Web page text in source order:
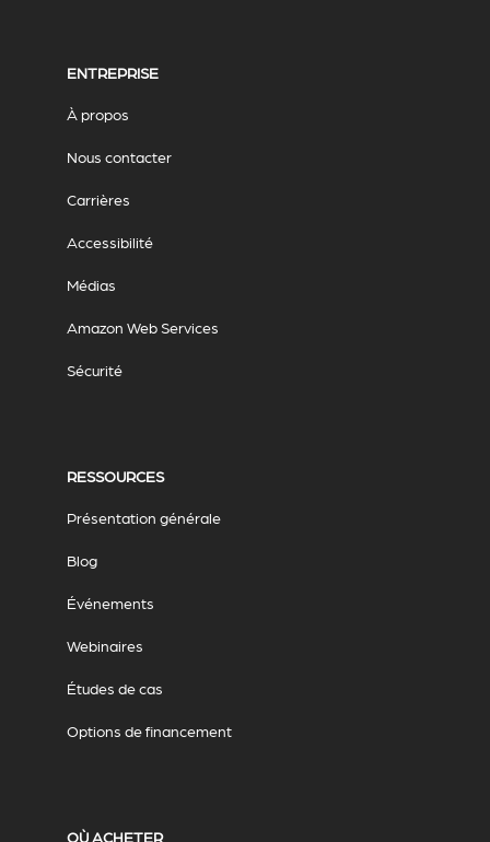
ENTREPRISE
À propos
Nous contacter
Carrières
Accessibilité
Médias
Amazon Web Services
Sécurité
RESSOURCES
Présentation générale
Blog
Événements
Webinaires
Études de cas
Options de financement
OÙ ACHETER